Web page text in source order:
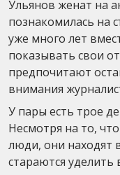
Ульянов женат на
познакомилась на
уже много лет
показывать свои
предпочитают
внимания
У пары есть трое
Несмотря на то,
люди, они находят
стараются